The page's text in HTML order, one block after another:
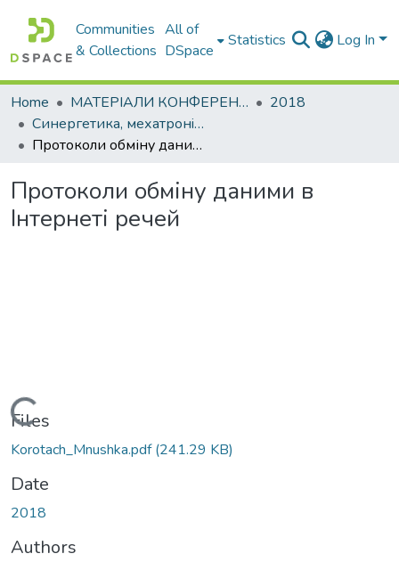
Communities
& Collections
All of
DSpace
Statistics Log In
Home МАТЕРІАЛИ КОНФЕРЕНЦІЙ
2018
Синергетика, мехатронiка, телематика дорожнiх машин i систем у навчальному процесi та науцi
Протоколи обміну даними в Інтернеті речей
Протоколи обміну даними в
Інтернеті речей
Loading...
Files
Korotach_Mnushka.pdf(241.29 KB)
Date
2018
Authors